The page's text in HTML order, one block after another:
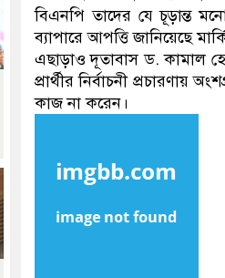
বিএনপি তাদের যে চূড়ান্ত
ব্যাপারে আপত্তি জানিয়েছে
এছাড়াও দূতাবাস ড. কামাল
প্রার্থীর নির্বাচনী প্রচারণায়
কাজ না করেন।